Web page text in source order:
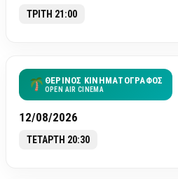
ΤΡΙΤΗ 21:00
ΘΕΡΙΝΟΣ ΚΙΝΗΜΑΤΟΓΡΑΦΟΣ
OPEN AIR CINEMA
12/08/2026
ΤΕΤΑΡΤΗ 20:30